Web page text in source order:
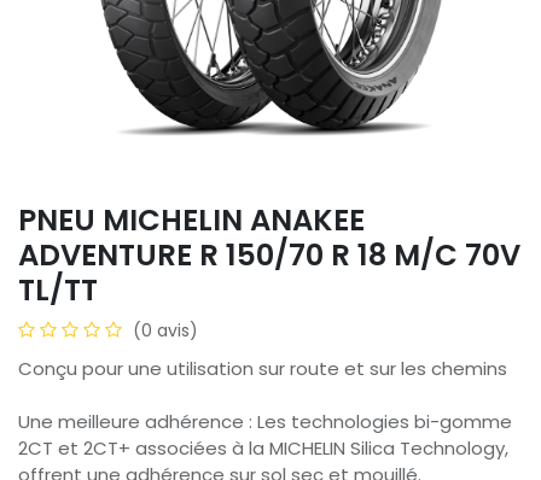
PNEU MICHELIN ANAKEE
ADVENTURE R 150/70 R 18 M/C 70V
TL/TT
(0 avis)
Conçu pour une utilisation sur route et sur les chemins
Une meilleure adhérence : Les technologies bi-gomme
2CT et 2CT+ associées à la MICHELIN Silica Technology,
offrent une adhérence sur sol sec et mouillé.